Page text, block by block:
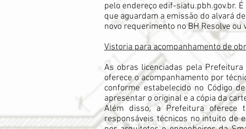
pelo endereço edif-siatu.pbh.gov.br.
que aguardam a emissão do alvará
novo requerimento no BH Resolve ou
Vistoria para acompanhamento de
As obras licenciadas pela
oferece o acompanhamento por
conforme estabelecido no Código
apresentar o original e a cópia da
Além disso, a Prefeitura oferece
responsáveis técnicos no intuito de